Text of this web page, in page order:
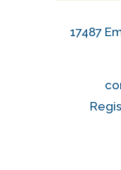
17487